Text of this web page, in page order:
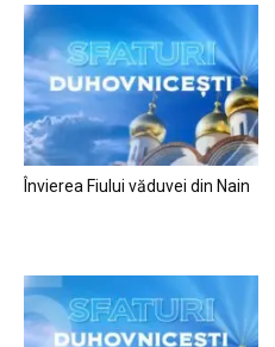
Învierea Fiului văduvei din Nain